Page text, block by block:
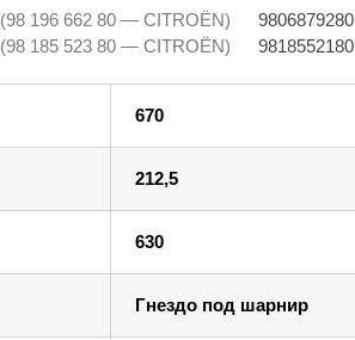
(98 196 662 80 — CITROËN) 9806879280
(98 185 523 80 — CITROËN) 9818552180
670
212,5
630
Гнездо под шарнир